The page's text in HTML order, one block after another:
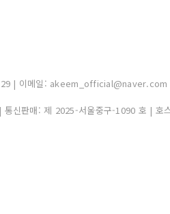
| 이메일: akeem_official@naver.com
| 통신판매: 제 2025-서울중구-1090 호 | 호